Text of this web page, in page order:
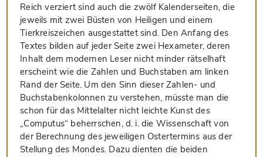
Reich verziert sind auch die zwölf Kalenderseiten, die
jeweils mit zwei Büsten von Heiligen und einem
Tierkreiszeichen ausgestattet sind. Den Anfang des
Textes bilden auf jeder Seite zwei Hexameter, deren
Inhalt dem modernen Leser nicht minder rätselhaft
erscheint wie die Zahlen und Buchstaben am linken
Rand der Seite. Um den Sinn dieser Zahlen- und
Buchstabenkolonnen zu verstehen, müsste man die
schon für das Mittelalter nicht leichte Kunst des
„Computus“ beherrschen, d. i. die Wissenschaft von
der Berechnung des jeweiligen Ostertermins aus der
Stellung des Mondes. Dazu dienten die beiden